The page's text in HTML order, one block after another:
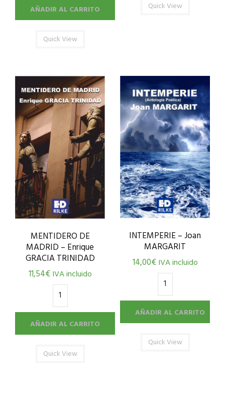
AÑADIR AL CARRITO
Quick View
Quick View
MENTIDERO DE
MADRID – Enrique
GRACIA TRINIDAD
11,54€ IVA incluido
AÑADIR AL CARRITO
Quick View
INTEMPERIE – Joan
MARGARIT
14,00€ IVA incluido
AÑADIR AL CARRITO
Quick View